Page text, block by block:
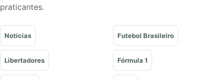
praticantes.
Notícias Futebol Brasileiro
Libertadores Fórmula 1